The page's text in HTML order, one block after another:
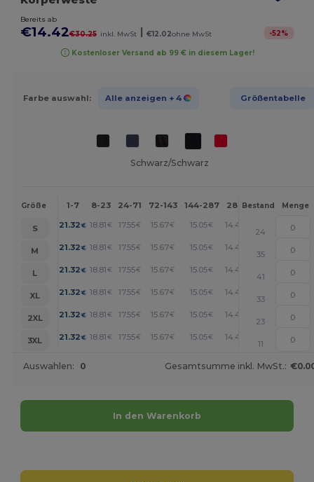
Bereits ab
€14.42€30.25 inkl. MwSt | €12.02ohne MwSt -52%
Kostenloser Versand ab 99 € in diesem Lager!
Farbe auswahl: Alle anzeigen + 4 Größentabelle
Schwarz/Schwarz
Größe 1-7 8-23 24-71 72-143 144-287 288 + Mehr
Bestand Menge
S 21.32 € 18.81€ 17.55€ 15.67€ 15.05€ 14.42
24
M
21.32 € 18.81€ 17.55€ 15.67€ 15.05€ 14.42 +
35
L
21.32 € 18.81€ 17.55€ 15.67€ 15.05€ 14.42
41
XL
21.32 € 18.81€ 17.55€ 15.67€ 15.05€ 14.42 +
33
2XL
21.32 € 18.81€ 17.55€ 15.67€ 15.05€ 14.42 +
23
3XL
21.32 € 18.81€ 17.55€ 15.67€ 15.05€ 14.42
11
Auswahlen: 0 Gesamtsumme inkl. MwSt.:
In den Warenkorb